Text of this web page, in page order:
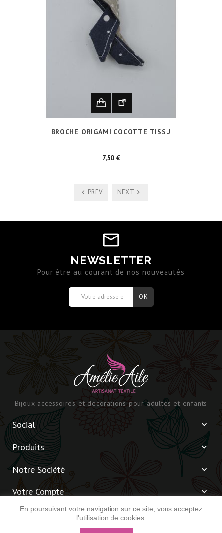
BROCHE ORIGAMI COCOTTE TISSU
7,50 €Prix
PREV NEXT
NEWSLETTER
Pour être au courant de nos nouveautés
Bijoux accessoires et decorations pour adultes et enfants
Social 
Produits 
Notre Société 
Votre Compte 
Informations 
En poursuivant votre navigation sur ce site, vous acceptez
l'utilisation de cookies.